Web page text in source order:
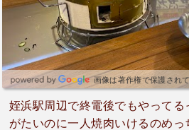
画像は著作権で保護され
姪浜駅周辺で終電後でもやってる
がたいのに一人焼肉いけるのめっ